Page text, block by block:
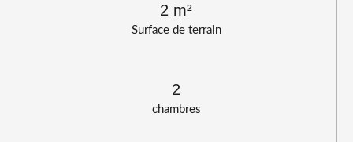
Surface de terrain
2 m²
chambres
2